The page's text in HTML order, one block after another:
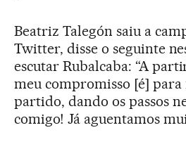
Beatriz Talegón saiu a
Twitter, disse o seguinte
escutar Rubalcaba: “A
meu compromisso [é] para
partido, dando os passos
comigo! Já aguentamos